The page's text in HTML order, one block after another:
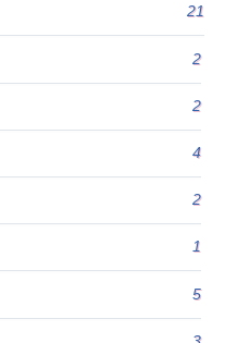
21
2
2
4
2
1
5